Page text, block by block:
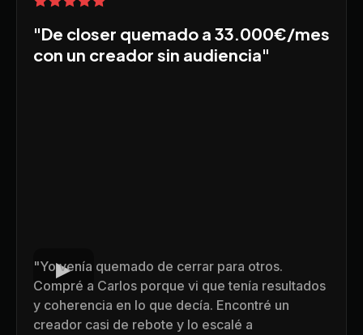
"De closer quemado a 33.000€/mes
con un creador sin audiencia"
"Yo venía quemado de cerrar para otros.
Compré a Carlos porque vi que tenía resultados
y coherencia en lo que decía. Encontré un
creador casi de rebote y lo escalé a